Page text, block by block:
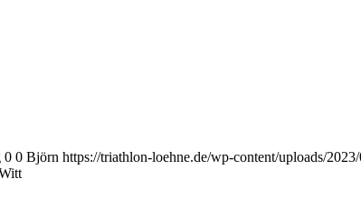
0 0 Björn https://triathlon-loehne.de/wp-content/uploads/